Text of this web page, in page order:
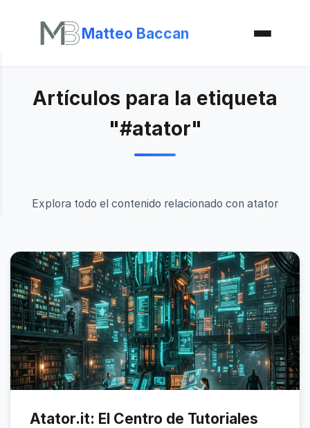
Matteo Baccan
Artículos para la etiqueta
"#atator"
Explora todo el contenido relacionado con atator
Atator.it: El Centro de Tutoriales